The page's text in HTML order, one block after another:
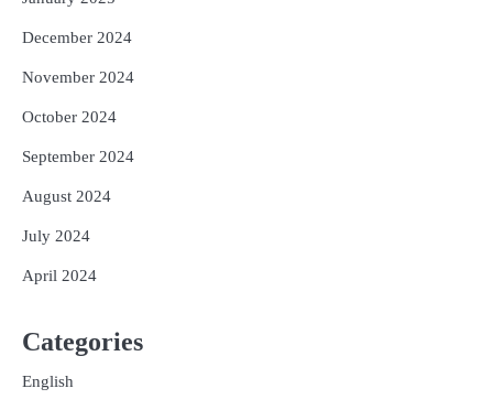
December 2024
November 2024
October 2024
September 2024
August 2024
July 2024
April 2024
Categories
English